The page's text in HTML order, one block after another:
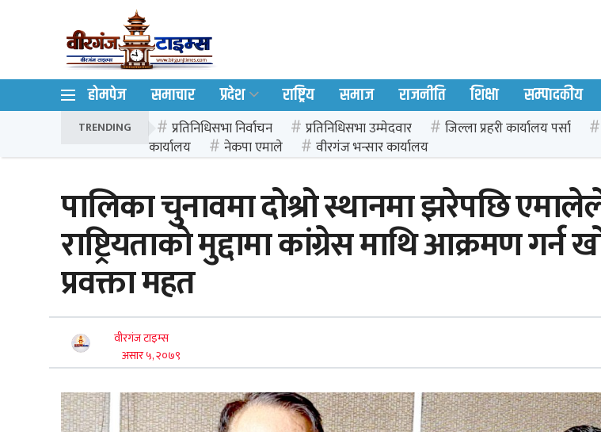
होमपेज समाचार प्रदेश राष्ट्रिय समाज राजनीति शिक्षा सम्पादकीय
TRENDING प्रतिनिधिसभा निर्वाचन प्रतिनिधिसभा उम्मेदवार जिल्ला प्रहरी कार्यालय पर्सा
कार्यालय
नेकपा एमाले वीरगंज भन्सार कार्यालय
पालिका चुनावमा दोश्रो स्थानमा झरेपछि
राष्ट्रियताको मुद्दामा कांग्रेस माथि आक्रमण गर्न
प्रवक्ता महत
वीरगंज टाइम्स
असार ५, २०७९